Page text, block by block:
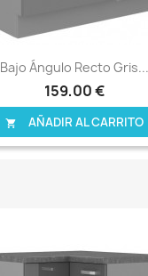
Bajo Ángulo Recto Gris...
159,00 €
 AÑADIR AL CARRITO